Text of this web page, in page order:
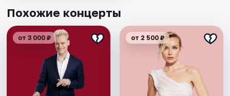
Похожие концерты
от 3 000 ₽ от 2 500 ₽